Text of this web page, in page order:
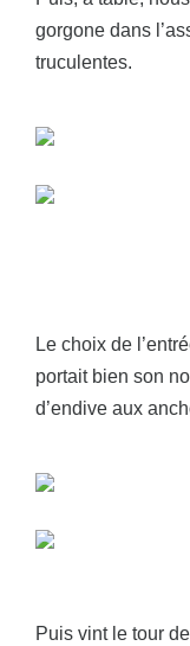
gorgone dans
truculentes.
Le choix de
portait bien son
d’endive aux
Puis vint le tour